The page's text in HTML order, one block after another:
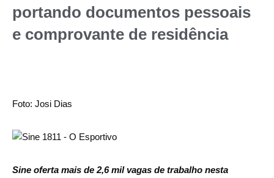
portando documentos pessoais
e comprovante de residência
Foto: Josi Dias
Sine oferta mais de 2,6 mil vagas de trabalho nesta